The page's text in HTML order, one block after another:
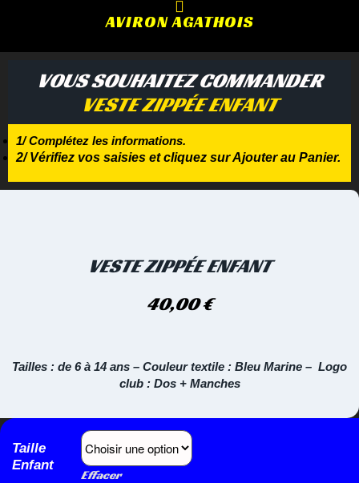
AVIRON AGATHOIS
VOUS SOUHAITEZ COMMANDER
VESTE ZIPPÉE ENFANT
1/ Complétez les informations.
2/ Vérifiez vos saisies et cliquez sur Ajouter au Panier.
VESTE ZIPPÉE ENFANT
40,00€
Tailles : de 6 à 14 ans – Couleur textile : Bleu Marine – Logo
club : Dos + Manches
Taille
Enfant
Effacer